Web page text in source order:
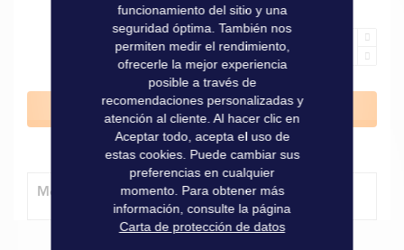
Añadir al carrito
Método de entrega
funcionamiento del sitio y una
seguridad óptima. También nos
permiten medir el rendimiento,
ofrecerle la mejor experiencia
posible a través de
recomendaciones personalizadas y
atención al cliente. Al hacer clic en
Aceptar todo, acepta el uso de
estas cookies. Puede cambiar sus
preferencias en cualquier
momento. Para obtener más
información, consulte la página
Carta de protección de datos